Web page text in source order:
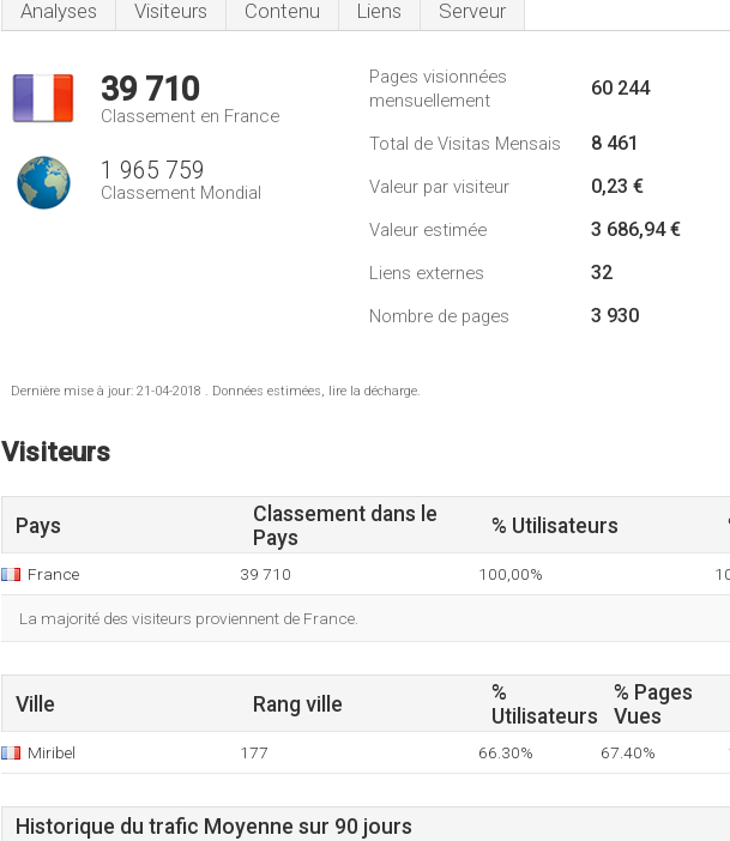
Analyses Visiteurs Contenu Liens Serveur
39 710
Classement en France
1 965 759
Classement Mondial
Pages visionnées
mensuellement
60 244
Total de Visitas Mensais 8 461
Valeur par visiteur 0,23 €
Valeur estimée 3 686,94 €
Liens externes 32
Nombre de pages 3 930
Dernière mise à jour: 21-04-2018 . Données estimées, lire la décharge.
Visiteurs
Pays
Classement dans le
Pays
% Utilisateurs
France 39 710 100,00%
La majorité des visiteurs proviennent de France.
Ville Rang ville
%
Utilisateurs
% Pages
Vues
Miribel 177 66.30% 67.40%
Historique du trafic Moyenne sur 90 jours